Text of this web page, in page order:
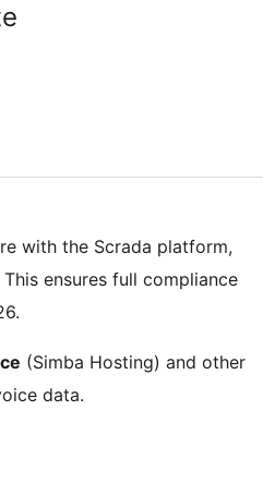
with the Scrada platform,
ensures full compliance
(Simba Hosting) and other
data.